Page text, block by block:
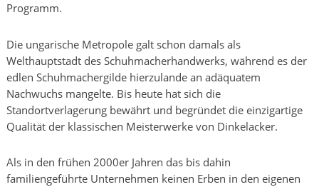
Programm.
Die ungarische Metropole galt schon damals als
Welthauptstadt des Schuhmacherhandwerks, während es der
edlen Schuhmachergilde hierzulande an adäquatem
Nachwuchs mangelte. Bis heute hat sich die
Standortverlagerung bewährt und begründet die einzigartige
Qualität der klassischen Meisterwerke von Dinkelacker.
Als in den frühen 2000er Jahren das bis dahin
familiengeführte Unternehmen keinen Erben in den eigenen